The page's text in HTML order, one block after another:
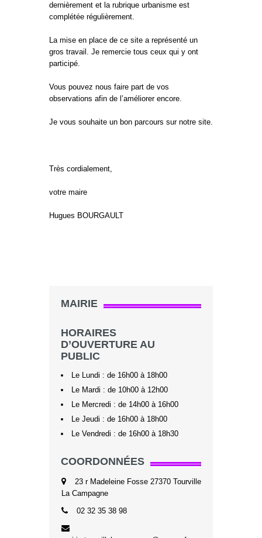
dernièrement et la rubrique urbanisme est
complétée régulièrement.
La mise en place de ce site a représenté un
gros travail. Je remercie tous ceux qui y ont
participé.
Vous pouvez nous faire part de vos
observations afin de l’améliorer encore.
Je vous souhaite un bon parcours sur notre site.
Très cordialement,
votre maire
Hugues BOURGAULT
MAIRIE
HORAIRES
D’OUVERTURE AU
PUBLIC
Le Lundi : de 16h00 à 18h00
Le Mardi : de 10h00 à 12h00
Le Mercredi : de 14h00 à 16h00
Le Jeudi : de 16h00 à 18h00
Le Vendredi : de 16h00 à 18h30
COORDONNÉES
23 r Madeleine Fosse 27370 Tourville
La Campagne
02 32 35 38 98